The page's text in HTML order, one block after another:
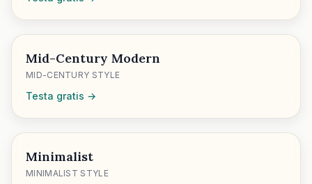
Mid-Century Modern
MID-CENTURY STYLE
Testa gratis →
Minimalist
MINIMALIST STYLE